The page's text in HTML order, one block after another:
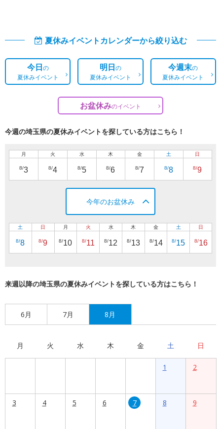
夏休みイベントカレンダーから絞り込む
今日の
夏休みイベント
明日の
夏休みイベント
今週末の
夏休みイベント
お盆休みのイベント
今週の埼玉県の夏休みイベントを探している方はこちら！
月
8/3
火
8/4
水
8/5
木
8/6
金
8/7
土
8/8
日
8/9
今年のお盆休み
土
8/8
日
8/9
月
8/10
火
8/11
水
8/12
木
8/13
金
8/14
土
8/15
日
8/16
来週以降の埼玉県の夏休みイベントを探している方はこちら！
6月 7月 8月
月 火 水 木 金 土 日
1 2
3 4 5 6 7 8 9